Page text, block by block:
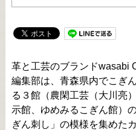
革と工芸のブランドwasabi
編集部は、青森県内でこぎ
る３館（農閑工芸（大川亮
示館、ゆめみるこぎん館）
ぎん刺し」の模様を集めた